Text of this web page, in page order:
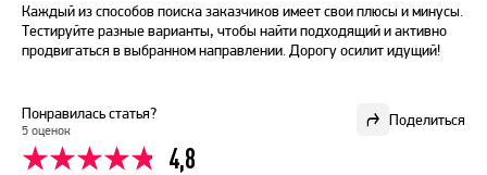
Каждый из способов поиска заказчиков имеет свои плюсы и минусы.
Тестируйте разные варианты, чтобы найти подходящий и активно
продвигаться в выбранном направлении. Дорогу осилит идущий!
Поделиться
Понравилась статья?
5 оценок
4,8